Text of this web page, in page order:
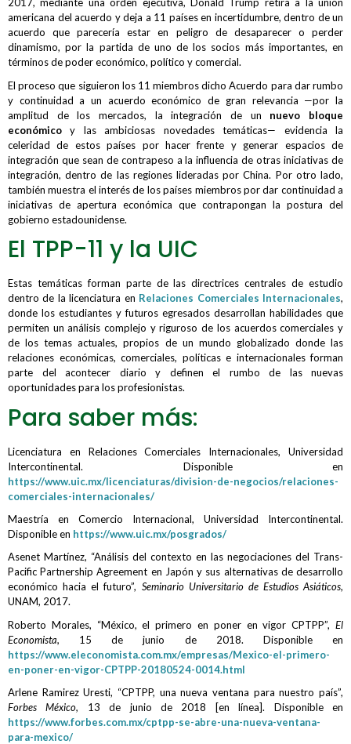
2017, mediante una orden ejecutiva, Donald Trump retira a la unión
americana del acuerdo y deja a 11 países en incertidumbre, dentro de un
acuerdo que parecería estar en peligro de desaparecer o perder
dinamismo, por la partida de uno de los socios más importantes, en
términos de poder económico, político y comercial.
El proceso que siguieron los 11 miembros dicho Acuerdo para dar rumbo
y continuidad a un acuerdo económico de gran relevancia —por la
amplitud de los mercados, la integración de un nuevo bloque
económicoy las ambiciosas novedades temáticas— evidencia la
celeridad de estos países por hacer frente y generar espacios de
integración que sean de contrapeso a la influencia de otras iniciativas de
integración, dentro de las regiones lideradas por China. Por otro lado,
también muestra el interés de los países miembros por dar continuidad a
iniciativas de apertura económica que contrapongan la postura del
gobierno estadounidense.
El TPP-11 y la UIC
Estas temáticas forman parte de las directrices centrales de estudio
dentro de la licenciatura en Relaciones Comerciales Internacionales,
donde los estudiantes y futuros egresados desarrollan habilidades que
permiten un análisis complejo y riguroso de los acuerdos comerciales y
de los temas actuales, propios de un mundo globalizado donde las
relaciones económicas, comerciales, políticas e internacionales forman
parte del acontecer diario y definen el rumbo de las nuevas
oportunidades para los profesionistas.
Para saber más:
Licenciatura en Relaciones Comerciales Internacionales, Universidad
Intercontinental. Disponible en
https://www.uic.mx/licenciaturas/division-de-negocios/relaciones-
comerciales-internacionales/
Maestría en Comercio Internacional, Universidad Intercontinental.
Disponible en https://www.uic.mx/posgrados/
Asenet Martínez, “Análisis del contexto en las negociaciones del Trans-
Pacific Partnership Agreement en Japón y sus alternativas de desarrollo
económico hacia el futuro”, Seminario Universitario de Estudios Asiáticos,
UNAM, 2017.
Roberto Morales, “México, el primero en poner en vigor CPTPP”, El
Economista, 15 de junio de 2018. Disponible en
https://www.eleconomista.com.mx/empresas/Mexico-el-primero-
en-poner-en-vigor-CPTPP-20180524-0014.html
Arlene Ramirez Uresti, “CPTPP, una nueva ventana para nuestro país”,
Forbes México, 13 de junio de 2018 [en línea]. Disponible en
https://www.forbes.com.mx/cptpp-se-abre-una-nueva-ventana-
para-mexico/